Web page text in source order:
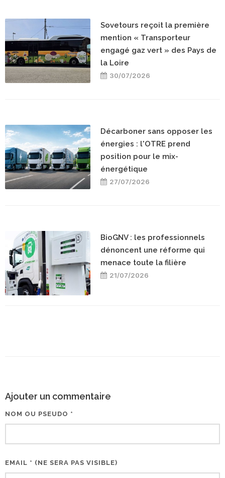
Sovetours reçoit la première
mention « Transporteur
engagé gaz vert » des Pays de
la Loire
30/07/2026
Décarboner sans opposer les
énergies : l'OTRE prend
position pour le mix-
énergétique
27/07/2026
BioGNV : les professionnels
dénoncent une réforme qui
menace toute la filière
21/07/2026
Ajouter un commentaire
NOM OU PSEUDO *
EMAIL * (NE SERA PAS VISIBLE)